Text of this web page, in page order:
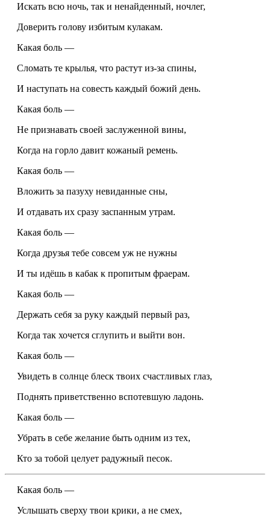
Искать всю ночь, так и ненайденный, ночлег,
Доверить голову избитым кулакам.
Какая боль —
Сломать те крылья, что растут из-за спины,
И наступать на совесть каждый божий день.
Какая боль —
Не признавать своей заслуженной вины,
Когда на горло давит кожаный ремень.
Какая боль —
Вложить за пазуху невиданные сны,
И отдавать их сразу заспанным утрам.
Какая боль —
Когда друзья тебе совсем уж не нужны
И ты идёшь в кабак к пропитым фраерам.
Какая боль —
Держать себя за руку каждый первый раз,
Когда так хочется сглупить и выйти вон.
Какая боль —
Увидеть в солнце блеск твоих счастливых глаз,
Поднять приветственно вспотевшую ладонь.
Какая боль —
Убрать в себе желание быть одним из тех,
Кто за тобой целует радужный песок.
Какая боль —
Услышать сверху твои крики, а не смех,